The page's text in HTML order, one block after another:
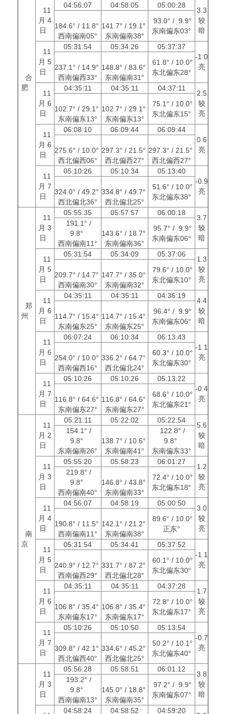
合
肥
11
月 4
日
04:56:07 04:58:05 05:00:28
3.3
较
暗
184.6° / 11.8°
西南偏南05°
141.7° / 19.1°
东南偏南38°
93.0° / 9.9°
东南偏东03°
11
月 5
日
05:31:54 05:34:26
05:37:37
-1.0
亮
237.1° / 14.9°
西南偏西33°
148.8° / 83.6°
东南偏南31°
61.8° / 10.0°
东北偏东28°
11
月 6
日
04:35:11 04:35:11 04:37:11
2.5
较
亮
102.7° / 29.1°
东南偏东13°
102.7° / 29.1°
东南偏东13°
75.1° / 10.0°
东北偏东15°
11
月 6
日
06:08:10 06:09:44
06:09:44
0.6
亮
275.6° / 10.0°
西北偏西06°
297.3° / 21.5°
西北偏西27°
297.3° / 21.5°
西北偏西27°
11
月 7
日
05:10:26 05:10:34
05:13:40
-0.9
亮
324.0° / 49.2°
西北偏北36°
334.8° / 49.7°
西北偏北25°
51.6° / 10.0°
东北偏东38°
郑
州
11
月 3
日
05:55:35 05:57:57 06:00:18
3.7
较
暗
191.1° /
9.8°
西南偏南11°
143.6° / 18.7°
东南偏南36°
95.7° / 9.9°
东南偏东06°
11
月 5
日
05:31:54 05:34:09 05:37:06
1.3
较
亮
209.7° / 14.7°
西南偏南30°
147.7° / 35.0°
东南偏南32°
79.6° / 10.0°
东北偏东10°
11
月 6
日
04:35:11 04:35:11 04:36:19
4.4
较
暗
114.7° / 15.4°
东南偏东25°
114.7° / 15.4°
东南偏东25°
96.4° / 9.9°
东南偏东06°
11
月 6
日
06:07:24 06:10:34
06:13:43
-1.1
亮
254.0° / 10.0°
西南偏西16°
336.2° / 64.7°
西北偏北24°
60.3° / 10.0°
东北偏东30°
11
月 7
日
05:10:26 05:10:26
05:13:22
-0.4
亮
116.8° / 64.6°
东南偏东27°
116.8° / 64.6°
东南偏东27°
68.6° / 10.0°
东北偏东21°
南
京
11
月 2
日
05:21:11 05:22:02 05:22:54
5.6
较
暗
154.1° /
9.8°
东南偏南26°
138.7° / 10.6°
东南偏南41°
122.8° /
9.8°
东南偏东33°
11
月 3
日
05:55:20 05:58:23 06:01:27
1.2
较
亮
219.8° /
9.8°
西南偏南40°
146.8° / 43.8°
东南偏南33°
72.4° / 10.0°
东北偏东18°
11
月 4
日
04:56:07 04:58:19 05:00:50
3.0
较
亮
190.8° / 11.5°
西南偏南11°
142.1° / 21.2°
东南偏南38°
89.6° / 10.0°
正东°
11
月 5
日
05:31:54 05:34:41
05:37:52
-1.1
亮
240.9° / 12.7°
西南偏西29°
331.7° / 87.2°
西北偏北28°
60.1° / 10.0°
东北偏东30°
11
月 6
日
04:35:11 04:35:11 04:37:28
1.7
较
亮
106.8° / 35.4°
东南偏东17°
106.8° / 35.4°
东南偏东17°
72.8° / 10.0°
东北偏东17°
11
月 7
日
05:10:26 05:10:50
05:13:54
-0.7
亮
309.8° / 42.1°
西北偏西40°
334.6° / 45.2°
西北偏北25°
50.2° / 10.1°
东北偏东40°
11
月 3
日
05:56:28 05:58:51 06:01:12
3.8
较
暗
193.2° /
9.8°
西南偏南13°
145.0° / 18.8°
东南偏南35°
97.2° / 9.9°
东南偏东07°
04:58:24 04:58:52 04:59:20